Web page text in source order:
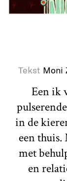
Tekst Moni
Een ik
in de
een
met
en